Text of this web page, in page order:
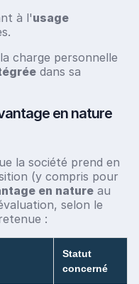
à l'usage
charge personnelle
dans sa
en nature
la société prend en
(y compris pour
en nature au
selon le
:
Statut
concerné